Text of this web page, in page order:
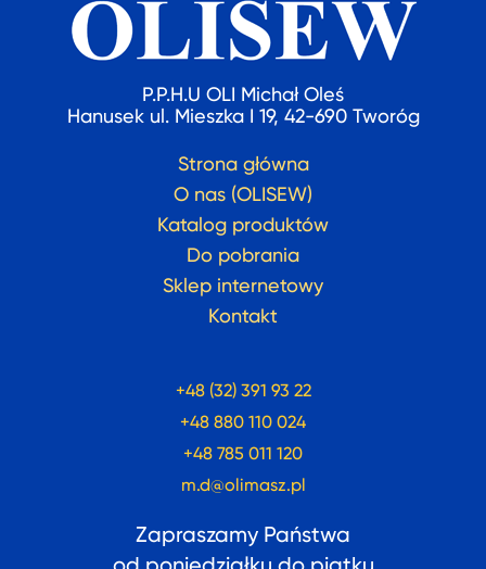
P.P.H.U OLI Michał Oleś
Hanusek ul. Mieszka I 19, 42-690 Tworóg
Strona główna
O nas (OLISEW)
Katalog produktów
Do pobrania
Sklep internetowy
Kontakt
+48 (32) 391 93 22
+48 880 110 024
+48 785 011 120
m.d@olimasz.pl
Zapraszamy Państwa